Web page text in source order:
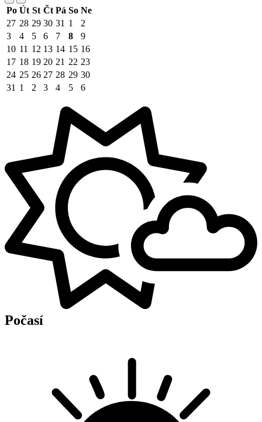
Po Út St Čt Pá So Ne
27 28 29 30 31 1
2
3
4 5 6 7 8
9
10 11 12 13 14 15 16
17 18 19 20 21 22 23
24 25 26 27 28 29 30
31 1 2 3 4 5 6
Počasí